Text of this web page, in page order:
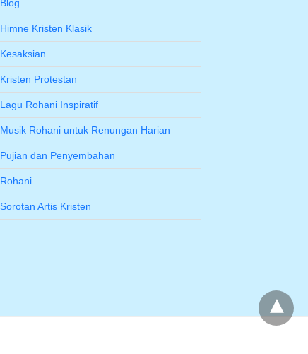
Blog
Himne Kristen Klasik
Kesaksian
Kristen Protestan
Lagu Rohani Inspiratif
Musik Rohani untuk Renungan Harian
Pujian dan Penyembahan
Rohani
Sorotan Artis Kristen